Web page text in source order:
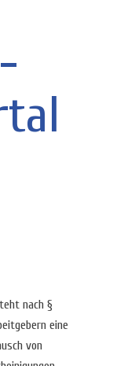
nach §
eine
von